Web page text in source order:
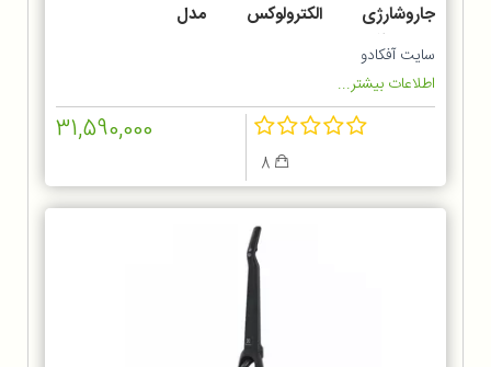
جاروشارژی الکترولوکس مدل
ZB6214IGM
سایت آفکادو
اطلاعات بیشتر...
31,590,000